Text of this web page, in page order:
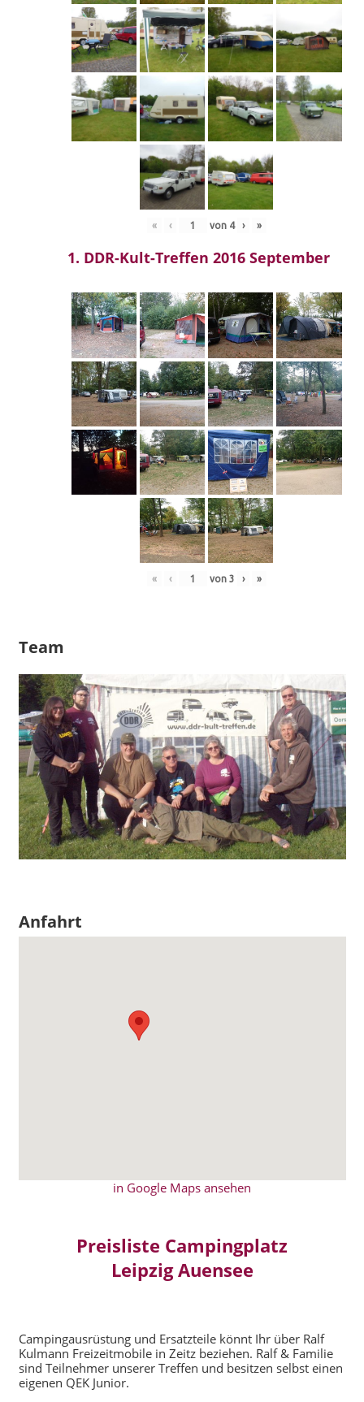
« ‹ von 4 › »
1. DDR-Kult-Treffen 2016 September
« ‹ von 3 › »
Team
Anfahrt
in Google Maps ansehen
Preisliste Campingplatz
Leipzig Auensee
Campingausrüstung und Ersatzteile könnt Ihr über Ralf
Kulmann Freizeitmobile in Zeitz beziehen. Ralf & Familie
sind Teilnehmer unserer Treffen und besitzen selbst einen
eigenen QEK Junior.